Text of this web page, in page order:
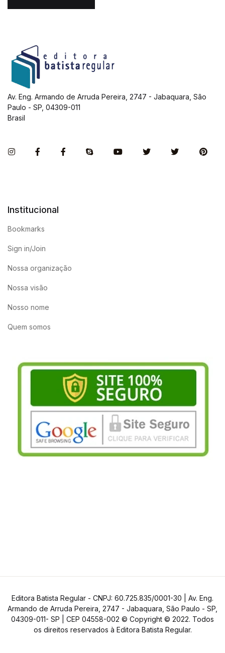
Av. Eng. Armando de Arruda Pereira, 2747 - Jabaquara, São
Paulo - SP, 04309-011
Brasil
InstagramFacebookFacebookSkype You TubeTwitter Twitter
Institucional
Bookmarks
Sign in/Join
Nossa organização
Nossa visão
Nosso nome
Quem somos
Editora Batista Regular - CNPJ: 60.725.835/0001-30 | Av. Eng.
Armando de Arruda Pereira, 2747 - Jabaquara, São Paulo - SP,
04309-011- SP | CEP 04558-002 © Copyright © 2022. Todos
os direitos reservados à Editora Batista Regular.